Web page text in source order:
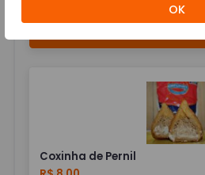
Coxinha de Pernil
OK